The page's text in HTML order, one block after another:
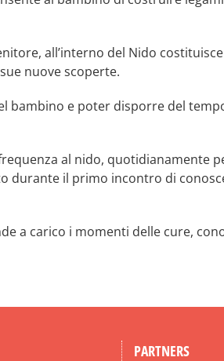
all’interno del Nido
nuove scoperte.
bambino e poter disporre del
al nido, quotidianamente
durante il primo incontro di
a carico i momenti delle cure,
PARTNERS